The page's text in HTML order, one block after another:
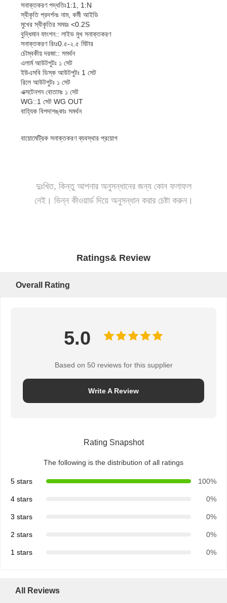
গুণমান নিয়ন্ত্রণ
আমাদের সাথে
যোগাযোগ
একটি উদ্ধৃতি
সম্পূর্ণ উচ্চতার টার্নস্টাইল
গ্লাস স্লাইডিং টার্নস্টাইল
পথচারী গেট অ্যাক্সেস নিয়ন্ত্রণ
কিউআর কোড স্ক্যানার
পার্কিং মেশিন
বাধা গেট
সনাক্তকরণ পদ্ধতিঃ1:1, 1:N
স্বীকৃতি প্রদর্শনঃ নাম, কর্মী আইডি
মুখের স্বীকৃতির সময়ঃ <0.2S
বুদ্ধিমান ফাংশন:: লাইভ মুখ সনাক্তকরণ
সনাক্তকরণ রিংঃ0.৫-২.৫ মিটার
চৌম্বকীয় দরজা:: সমর্থন
এলার্ম আউটপুটঃ ১ সেট
ইউএসবি ডিস্ক আউটপুটঃ 1 সেট
রিলে আউটপুটঃ ১ সেট
এক্সটেনশন বোতামঃ ১ সেট
WG::1 সেট WG OUT
বাহ্যিক বিপদাশঙ্কাঃ সমর্থন
বায়োমেট্রিক সনাক্তকরণ ব্যবস্থার প্রয়োগ
দুঃখিত, কিন্তু আপনার অনুসন্ধানের জন্য কোন ফলাফল
নেই। ভিন্ন কীওয়ার্ড দিয়ে অনুসন্ধান করার চেষ্টা করুন।
Ratings& Review
Overall Rating
5.0
Based on 50 reviews for this supplier
Write A Review
Rating Snapshot
The following is the distribution of all ratings
5 stars 100%
4 stars 0%
3 stars 0%
2 stars 0%
1 stars 0%
All Reviews